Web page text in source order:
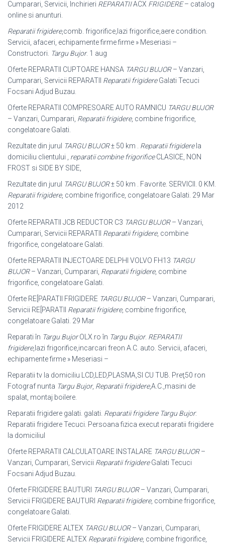
Cumparari, Servicii, Inchirieri REPARATIIACX FRIGIDERE– catalog
online si anunturi.
Reparatii frigidere,comb. frigorifice,lazi frigorifice,aere condition.
Servicii, afaceri, echipamente firme firme » Meseriasi –
Constructori. Targu Bujor. 1 aug
Oferte REPARATII CUPTOARE HANSA TARGU BUJOR– Vanzari,
Cumparari, Servicii REPARATII Reparatii frigidereGalati Tecuci
Focsani Adjud Buzau.
Oferte REPARATII COMPRESOARE AUTO RAMNICU TARGU BUJOR
– Vanzari, Cumparari, Reparatii frigidere, combine frigorifice,
congelatoare Galati.
Rezultate din jurul TARGU BUJOR± 50 km . Reparatii frigiderela
domiciliu clientului , reparatii combine frigorificeCLASICE, NON
FROST si SIDE BY SIDE,
Rezultate din jurul TARGU BUJOR± 50 km . Favorite. SERVICII. 0 KM.
Reparatii frigidere, combine frigorifice, congelatoare Galati. 29 Mar
2012
Oferte REPARATII JCB REDUCTOR C3 TARGU BUJOR– Vanzari,
Cumparari, Servicii REPARATII Reparatii frigidere, combine
frigorifice, congelatoare Galati
Oferte REPARATII INJECTOARE DELPHI VOLVO FH13 TARGU
BUJOR– Vanzari, Cumparari, Reparatii frigidere, combine
frigorifice, congelatoare Galati.
Oferte RE[PARATII FRIGIDERE TARGU BUJOR– Vanzari, Cumparari,
Servicii RE[PARATII Reparatii frigidere, combine frigorifice,
congelatoare Galati. 29 Mar
Reparati în Targu BujorOLX.ro în Targu Bujor. REPARATII
frigidere,lazi frigorifice,incarcari freon A.C. auto. Servicii, afaceri,
echipamente firme » Meseriasi –
Reparatii tv la domiciliu LCD,LED,PLASMA,SI CU TUB. Preţ50 ron
Fotograf nunta Targu Bujor, Reparatii frigidere,A.C.,masini de
spalat, montaj boilere.
Reparatii frigidere galati. galati. Reparatii frigidere Targu Bujor:
Reparatii frigidere Tecuci. Persoana fizica execut reparatii frigidere
la domiciliul
Oferte REPARATII CALCULATOARE INSTALARE TARGU BUJOR–
Vanzari, Cumparari, Servicii Reparatii frigidereGalati Tecuci
Focsani Adjud Buzau.
Oferte FRIGIDERE BAUTURI TARGU BUJOR– Vanzari, Cumparari,
Servicii FRIGIDERE BAUTURI Reparatii frigidere, combine frigorifice,
congelatoare Galati.
Oferte FRIGIDERE ALTEX TARGU BUJOR– Vanzari, Cumparari,
Servicii FRIGIDERE ALTEX Reparatii frigidere, combine frigorifice,